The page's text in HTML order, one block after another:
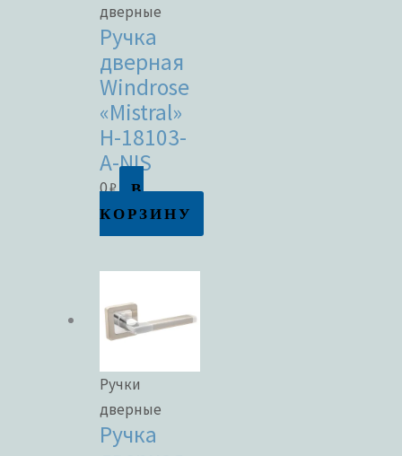
дверные
Ручка
дверная
Windrose
«Mistral»
H-18103-
A-NIS
0₽
В
КОРЗИНУ
Ручки
дверные
Ручка